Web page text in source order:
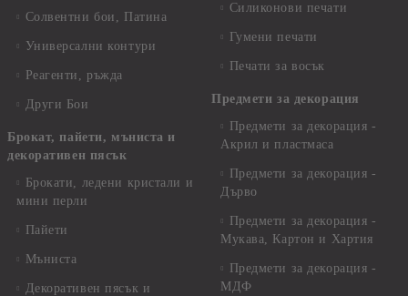
Солвентни бои, Патина
Универсални контури
Реагенти, ръжда
Други Бои
Брокат, пайети, мъниста и
декоративен пясък
Брокати, ледени кристали и
мини перли
Пайети
Мъниста
Декоративен пясък и
Силиконови печати
Гумени печати
Печати за восък
Предмети за декорация
Предмети за декорация -
Акрил и пластмаса
Предмети за декорация -
Дърво
Предмети за декорация -
Мукава, Картон и Хартия
Предмети за декорация -
МДФ